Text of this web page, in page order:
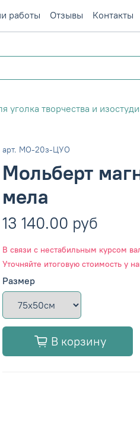
работы Отзывы Контакты
уголка творчества и
арт. МО-20з-ЦУО
Мольберт
мела
13 140.00 руб
В связи с нестабильным курсом
Уточняйте итоговую стоимость у
Размер
В корзину